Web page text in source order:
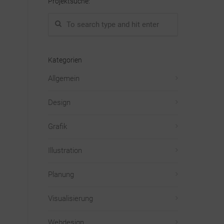
Kategorien
Allgemein
Design
Grafik
Illustration
Planung
Visualisierung